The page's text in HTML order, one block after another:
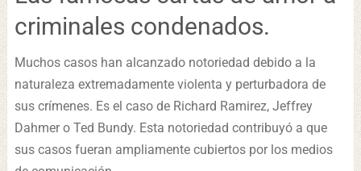
criminales condenados.
Muchos casos han alcanzado notoriedad debido a la
naturaleza extremadamente violenta y perturbadora de
sus crímenes. Es el caso de Richard Ramirez, Jeffrey
Dahmer o Ted Bundy. Esta notoriedad contribuyó a que
sus casos fueran ampliamente cubiertos por los medios